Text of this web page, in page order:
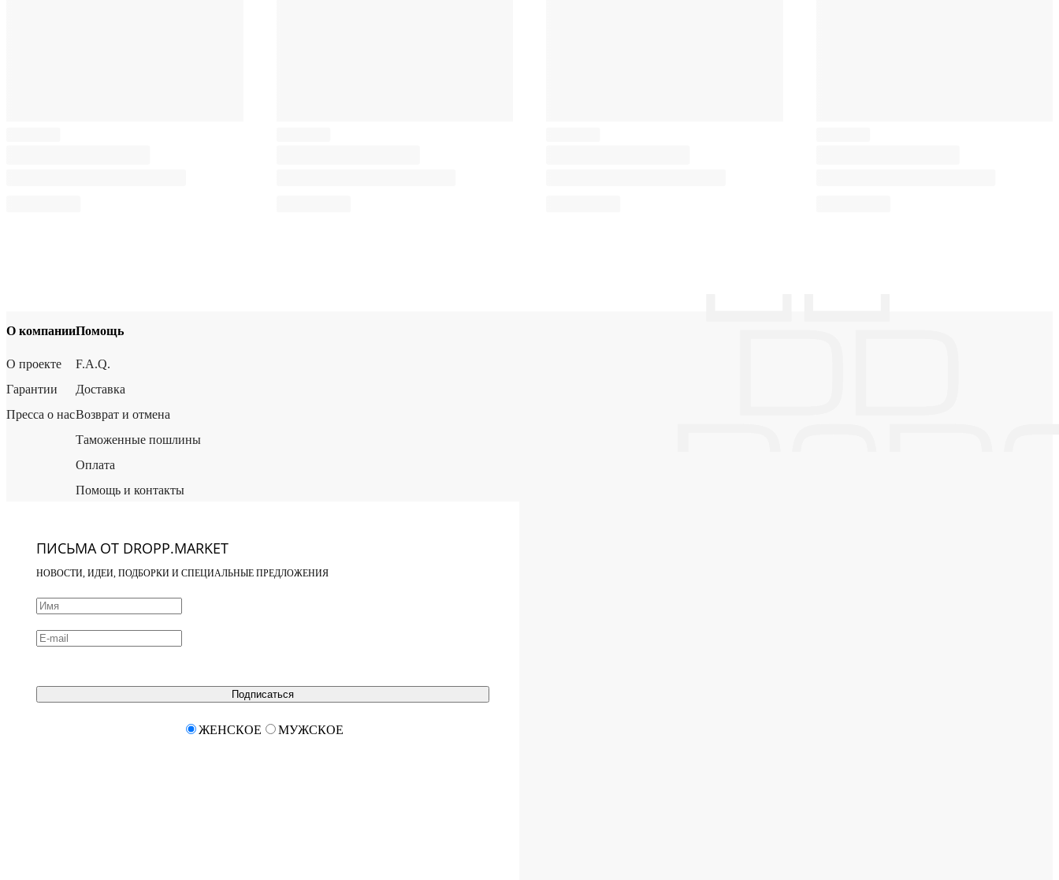
О компании
О проекте
Гарантии
Пресса о нас
Помощь
F.A.Q.
Доставка
Возврат и отмена
Таможенные пошлины
Оплата
Помощь и контакты
ПИСЬМА ОТ DROPP.MARKET
НОВОСТИ, ИДЕИ, ПОДБОРКИ И СПЕЦИАЛЬНЫЕ ПРЕДЛОЖЕНИЯ
Подписаться
ЖЕНСКОЕ МУЖСКОЕ